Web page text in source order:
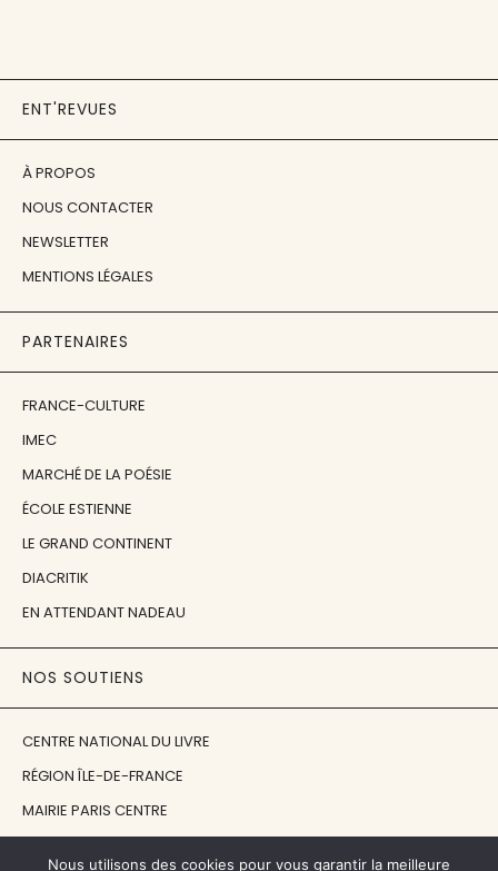
ENT'REVUES
À PROPOS
NOUS CONTACTER
NEWSLETTER
MENTIONS LÉGALES
PARTENAIRES
FRANCE-CULTURE
IMEC
MARCHÉ DE LA POÉSIE
ÉCOLE ESTIENNE
LE GRAND CONTINENT
DIACRITIK
EN ATTENDANT NADEAU
NOS SOUTIENS
CENTRE NATIONAL DU LIVRE
RÉGION ÎLE-DE-FRANCE
MAIRIE PARIS CENTRE
Nous utilisons des cookies pour vous garantir la meilleure